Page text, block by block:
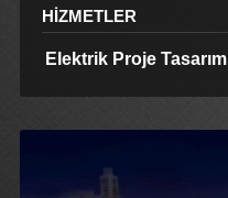
HİZMETLER
Elektrik Proje Tasarım